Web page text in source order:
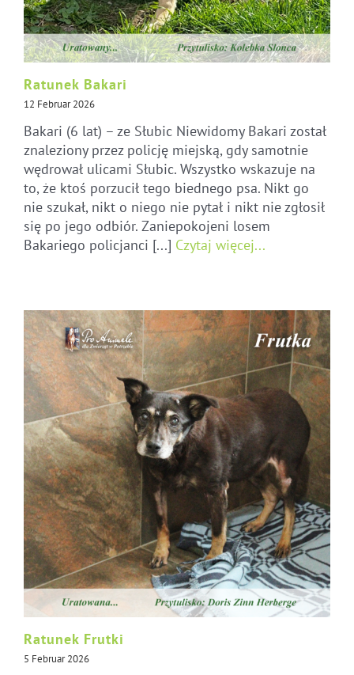
Ratunek Bakari
12 Februar 2026
Bakari (6 lat) – ze Słubic Niewidomy Bakari został
znaleziony przez policję miejską, gdy samotnie
wędrował ulicami Słubic. Wszystko wskazuje na
to, że ktoś porzucił tego biednego psa. Nikt go
nie szukał, nikt o niego nie pytał i nikt nie zgłosił
się po jego odbiór. Zaniepokojeni losem
Bakariego policjanci [...] Czytaj więcej...
Ratunek Frutki
5 Februar 2026